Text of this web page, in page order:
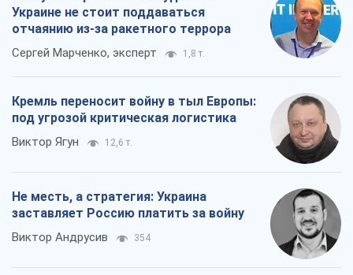
Украине не стоит поддаваться
отчаянию из-за ракетного террора
Сергей Марченко, эксперт 1,8 т.
Кремль переносит войну в тыл Европы:
под угрозой критическая логистика
Виктор Ягун 12,6 т.
Не месть, а стратегия: Украина
заставляет Россию платить за войну
Виктор Андрусив 354